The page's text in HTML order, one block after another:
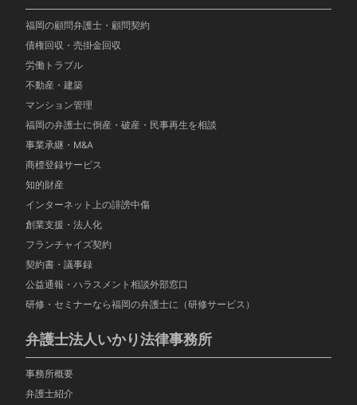
福岡の顧問弁護士・顧問契約
債権回収・売掛金回収
労働トラブル
不動産・建築
マンション管理
福岡の弁護士に倒産・破産・民事再生を相談
事業承継・M&A
商標登録サービス
知的財産
インターネット上の誹謗中傷
創業支援・法人化
フランチャイズ契約
契約書・議事録
公益通報・ハラスメント相談外部窓口
研修・セミナーなら福岡の弁護士に（研修サービス）
弁護士法人いかり法律事務所
事務所概要
弁護士紹介